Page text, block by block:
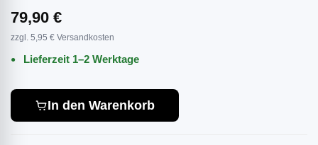
79,90 €
zzgl. 5,95 € Versandkosten
Lieferzeit 1–2 Werktage
In den Warenkorb